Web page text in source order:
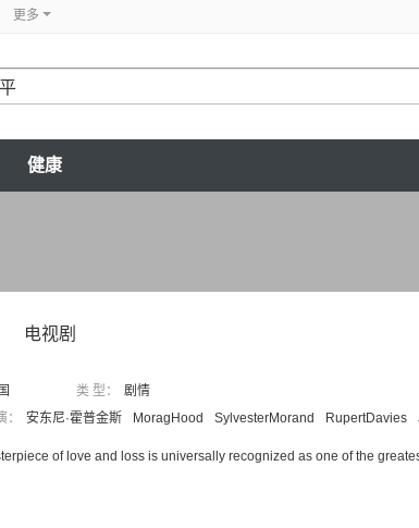
更多
健康
电视剧
类 型：
剧情
： 安东尼·霍普金斯 MoragHood SylvesterMorand RupertDavies
of love and loss is universally recognized as one of the